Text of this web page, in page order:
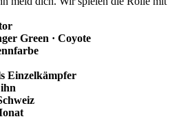
Green · Coyote
Einzelkämpfer